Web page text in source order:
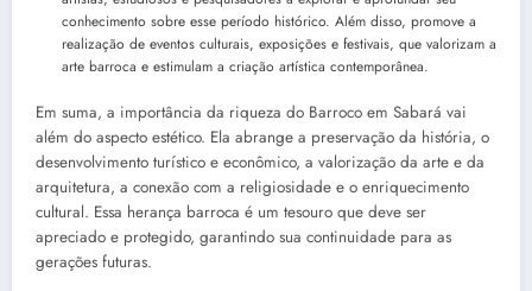
conhecimento sobre esse período histórico. Além disso, promove a
realização de eventos culturais, exposições e festivais, que valorizam a
arte barroca e estimulam a criação artística contemporânea.
Em suma, a importância da riqueza do Barroco em Sabará vai
além do aspecto estético. Ela abrange a preservação da história, o
desenvolvimento turístico e econômico, a valorização da arte e da
arquitetura, a conexão com a religiosidade e o enriquecimento
cultural. Essa herança barroca é um tesouro que deve ser
apreciado e protegido, garantindo sua continuidade para as
gerações futuras.